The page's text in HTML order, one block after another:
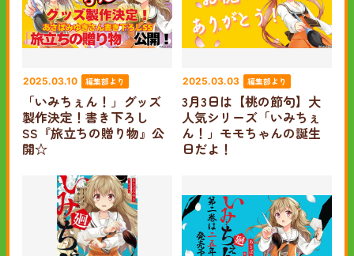
2025.03.10 編集部より
「いみちぇん！」グッズ
製作決定！書き下ろし
SS『旅立ちの贈り物』公
開☆
2025.03.03 編集部より
3月3日は【桃の節句】大
人気シリーズ「いみちぇ
ん！」モモちゃんの誕生
日だよ！